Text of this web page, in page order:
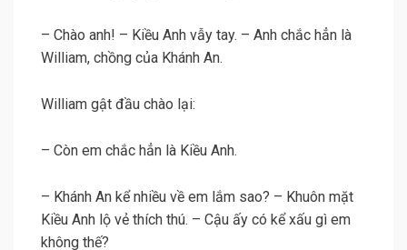
– Chào anh! – Kiều Anh vẫy tay. – Anh chắc hẳn là
William, chồng của Khánh An.
William gật đầu chào lại:
– Còn em chắc hẳn là Kiều Anh.
– Khánh An kể nhiều về em lắm sao? – Khuôn mặt
Kiều Anh lộ vẻ thích thú. – Cậu ấy có kể xấu gì em
không thế?